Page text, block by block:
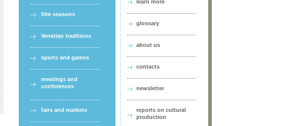
film seasons
Venetian traditions
sports and games
meetings and
conferences
fairs and markets
learn more
glossary
about us
contacts
newsletter
reports on cultural
production